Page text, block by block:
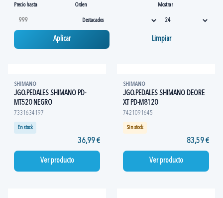
Precio hasta Orden Mostrar
Aplicar Limpiar
SHIMANO
JGO.PEDALES SHIMANO PD-
MT520 NEGRO
7331634197
En stock
36,99 €
Ver producto
SHIMANO
JGO.PEDALES SHIMANO DEORE
XT PD-M8120
7421091645
Sin stock
83,59 €
Ver producto